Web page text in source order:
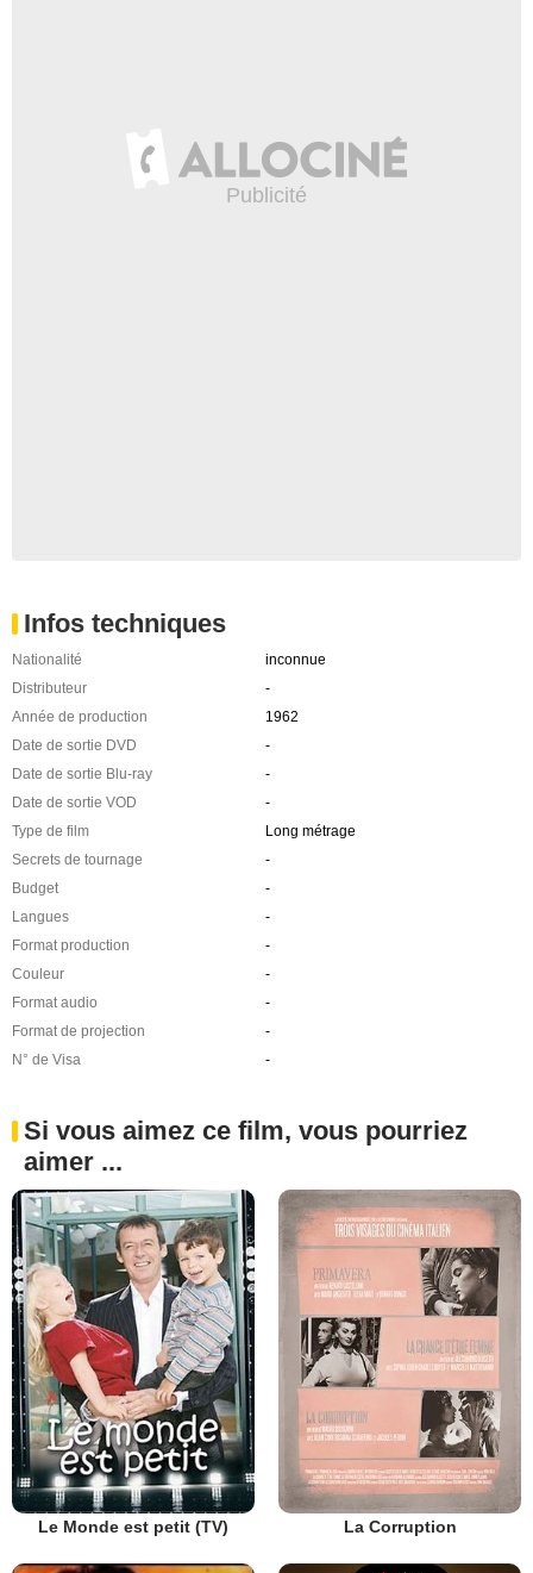
Infos techniques
Nationalité
inconnue
Distributeur
-
Année de production
1962
Date de sortie DVD
-
Date de sortie Blu-ray
-
Date de sortie VOD
-
Type de film
Long métrage
Secrets de tournage
-
Budget
-
Langues
-
Format production
-
Couleur
-
Format audio
-
Format de projection
-
N° de Visa
-
Si vous aimez ce film, vous pourriez
aimer ...
Le Monde est petit (TV) La Corruption